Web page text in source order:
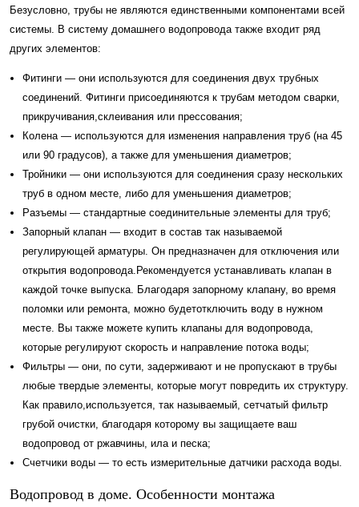
Безусловно, трубы не являются единственными компонентами всей
системы. В систему домашнего водопровода также входит ряд
других элементов:
Фитинги — они используются для соединения двух трубных
соединений. Фитинги присоединяются к трубам методом сварки,
прикручивания,склеивания или прессования;
Колена — используются для изменения направления труб (на 45
или 90 градусов), а также для уменьшения диаметров;
Тройники — они используются для соединения сразу нескольких
труб в одном месте, либо для уменьшения диаметров;
Разъемы — стандартные соединительные элементы для труб;
Запорный клапан — входит в состав так называемой
регулирующей арматуры. Он предназначен для отключения или
открытия водопровода.Рекомендуется устанавливать клапан в
каждой точке выпуска. Благодаря запорному клапану, во время
поломки или ремонта, можно будетотключить воду в нужном
месте. Вы также можете купить клапаны для водопровода,
которые регулируют скорость и направление потока воды;
Фильтры — они, по сути, задерживают и не пропускают в трубы
любые твердые элементы, которые могут повредить их структуру.
Как правило,используется, так называемый, сетчатый фильтр
грубой очистки, благодаря которому вы защищаете ваш
водопровод от ржавчины, ила и песка;
Счетчики воды — то есть измерительные датчики расхода воды.
Водопровод в доме. Особенности монтажа